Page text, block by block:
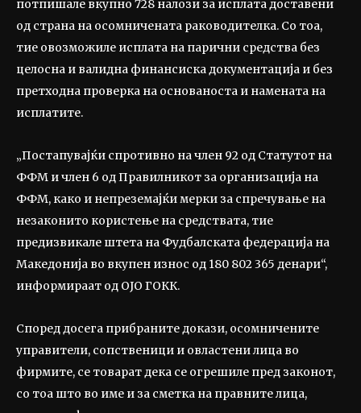
потпишале вкупно 728 налози за исплата доставени
од страна на осомничената раководителка. Со тоа,
тие овозможиле исплата на парични средства без
целосна и валидна финансиска документација и без
претходна проверка на основаноста и намената на
исплатите.
„Постапувајќи спротивно на член 92 од Статутот на
ФФМ и член 6 од Правилникот за организација на
ФФМ, како и непреземајќи мерки за спречување на
незаконито користење на средствата, тие
предизвикале штета на Фудбалската федерација на
Македонија во вкупен износ од 180 802 365 денари“,
информираат од ОЈО ГОКК.
Според досега прибраните докази, осомничените
управители, сопственици и овластени лица во
фирмите, се товарат дека се огрешиле пред законот,
со тоа што во име и за сметка на правните лица,